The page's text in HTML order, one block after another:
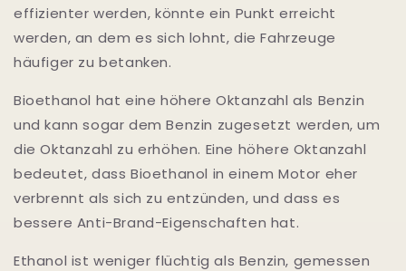
effizienter werden, könnte ein Punkt erreicht
werden, an dem es sich lohnt, die Fahrzeuge
häufiger zu betanken.
Bioethanol hat eine höhere Oktanzahl als Benzin
und kann sogar dem Benzin zugesetzt werden, um
die Oktanzahl zu erhöhen. Eine höhere Oktanzahl
bedeutet, dass Bioethanol in einem Motor eher
verbrennt als sich zu entzünden, und dass es
bessere Anti-Brand-Eigenschaften hat.
Ethanol ist weniger flüchtig als Benzin, gemessen